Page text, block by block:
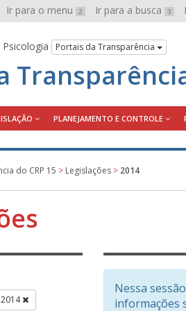
Ir para o menu 2 Ir para a busca 3
Portais da Transparência
PLANEJAMENTO E CONTROLE
do CRP 15 > Legislações > 2014
2014
Nessa
informações